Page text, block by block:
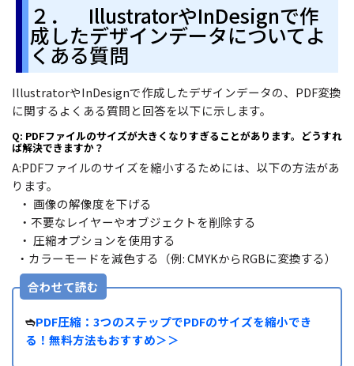
２． IllustratorやInDesignで作
成したデザインデータについてよ
くある質問
IllustratorやInDesignで作成したデザインデータの、PDF変換
に関するよくある質問と回答を以下に示します。
Q: PDFファイルのサイズが大きくなりすぎることがあります。どうすれ
ば解決できますか？
A:PDFファイルのサイズを縮小するためには、以下の方法があ
ります。
・ 画像の解像度を下げる
・不要なレイヤーやオブジェクトを削除する
・ 圧縮オプションを使用する
・カラーモードを減色する（例: CMYKからRGBに変換する）
合わせて読む
➬PDF圧縮：3つのステップでPDFのサイズを縮小でき
る！無料方法もおすすめ＞＞